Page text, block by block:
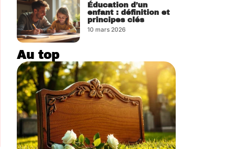
Éducation d’un
enfant : définition et
principes clés
10 mars 2026
Au top